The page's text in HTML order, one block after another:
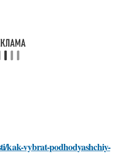
kak-vybrat-podhodyashchiy-